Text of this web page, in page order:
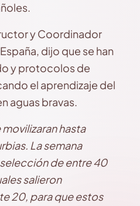
y Coordinador
dijo que se han
y protocolos de
el aprendizaje del
aguas bravas.
movilizaran hasta
La semana
de entre 40
salieron
20, para que estos